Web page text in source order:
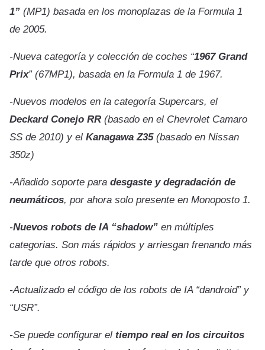
1” (MP1) basada en los monoplazas de la Formula 1
de 2005.
-Nueva categoría y colección de coches “1967 Grand
Prix” (67MP1), basada en la Formula 1 de 1967.
-Nuevos modelos en la categoría Supercars, el
Deckard Conejo RR (basado en el Chevrolet Camaro
SS de 2010) y el Kanagawa Z35(basado en Nissan
350z)
-Añadido soporte para desgaste y degradación de
neumáticos, por ahora solo presente en Monoposto 1.
-Nuevos robots de IA “shadow” en múltiples
categorias. Son más rápidos y arriesgan frenando más
tarde que otros robots.
-Actualizado el código de los robots de IA “dandroid” y
“USR”.
-Se puede configurar el tiempo real en los circuitos